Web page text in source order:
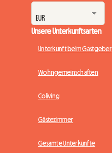
Unsere Unterkunftsarten
Unterkunft beim Gastgeber
Wohngemeinschaften
Coliving
Gästezimmer
Gesamte Unterkünfte